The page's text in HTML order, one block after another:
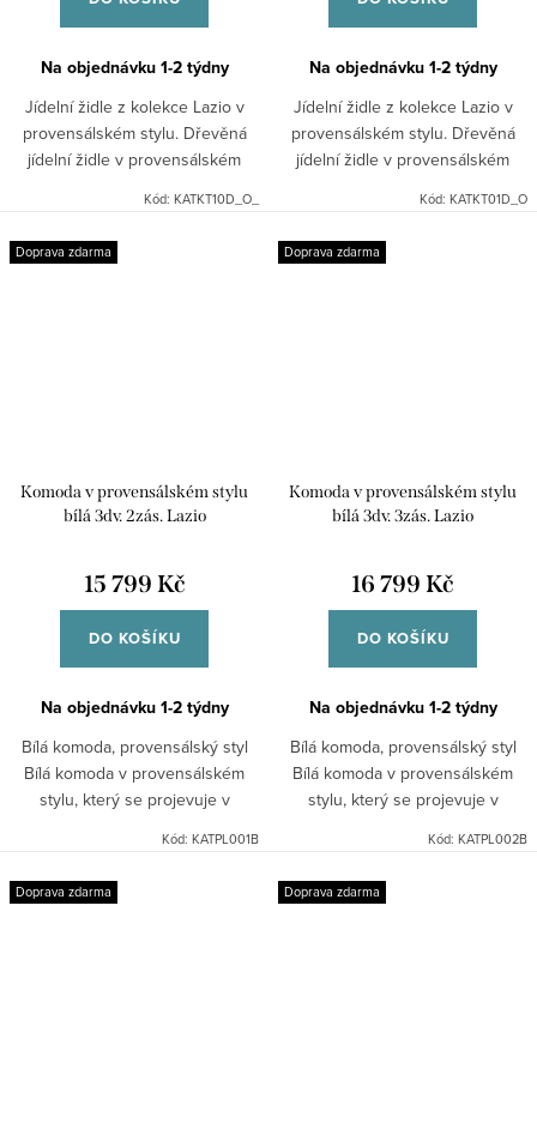
Na objednávku 1-2 týdny
Jídelní židle z kolekce Lazio v
provensálském stylu. Dřevěná
jídelní židle v provensálském
barvě ořechu se vyznačuje díky
bukovému dřevu...
Kód: KATKT10D_O_
Na objednávku 1-2 týdny
Jídelní židle z kolekce Lazio v
provensálském stylu. Dřevěná
jídelní židle v provensálském
barvě ořechu se vyznačuje díky
bukovému dřevu...
Kód: KATKT01D_O
Doprava zdarma
Komoda v provensálském stylu
bílá 3dv. 2zás. Lazio
15 799 Kč
DO KOŠÍKU
Na objednávku 1-2 týdny
Bílá komoda, provensálský styl
Bílá komoda v provensálském
stylu, který se projevuje v
úchyty, stejně jako...
Kód: KATPL001B
Doprava zdarma
Komoda v provensálském stylu
bílá 3dv. 3zás. Lazio
16 799 Kč
DO KOŠÍKU
Na objednávku 1-2 týdny
Bílá komoda, provensálský styl
Bílá komoda v provensálském
stylu, který se projevuje v
úchyty, stejně jako...
Kód: KATPL002B
Doprava zdarma Doprava zdarma